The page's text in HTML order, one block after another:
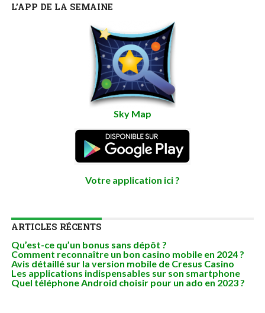
L’APP DE LA SEMAINE
Sky Map
Votre application ici ?
ARTICLES RÉCENTS
Qu’est-ce qu’un bonus sans dépôt ?
Comment reconnaître un bon casino mobile en 2024 ?
Avis détaillé sur la version mobile de Cresus Casino
Les applications indispensables sur son smartphone
Quel téléphone Android choisir pour un ado en 2023 ?